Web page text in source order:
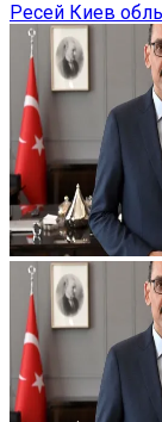
Ресей Киев